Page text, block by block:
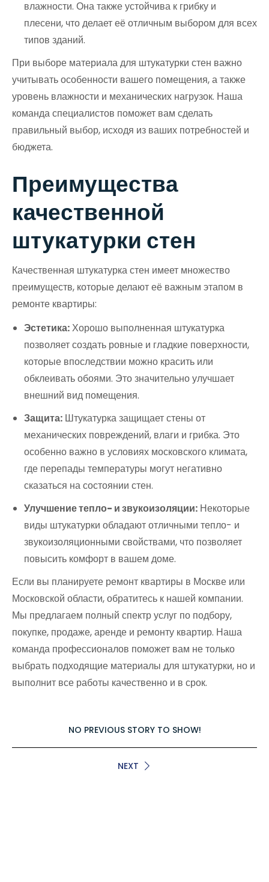
влажности. Она также устойчива к грибку и
плесени, что делает её отличным выбором для всех
типов зданий.
При выборе материала для штукатурки стен важно
учитывать особенности вашего помещения, а также
уровень влажности и механических нагрузок. Наша
команда специалистов поможет вам сделать
правильный выбор, исходя из ваших потребностей и
бюджета.
Преимущества
качественной
штукатурки стен
Качественная штукатурка стен имеет множество
преимуществ, которые делают её важным этапом в
ремонте квартиры:
Эстетика:Хорошо выполненная штукатурка
позволяет создать ровные и гладкие поверхности,
которые впоследствии можно красить или
обклеивать обоями. Это значительно улучшает
внешний вид помещения.
Защита: Штукатурка защищает стены от
механических повреждений, влаги и грибка. Это
особенно важно в условиях московского климата,
где перепады температуры могут негативно
сказаться на состоянии стен.
Улучшение тепло- и звукоизоляции: Некоторые
виды штукатурки обладают отличными тепло- и
звукоизоляционными свойствами, что позволяет
повысить комфорт в вашем доме.
Если вы планируете ремонт квартиры в Москве или
Московской области, обратитесь к нашей компании.
Мы предлагаем полный спектр услуг по подбору,
покупке, продаже, аренде и ремонту квартир. Наша
команда профессионалов поможет вам не только
выбрать подходящие материалы для штукатурки, но и
выполнит все работы качественно и в срок.
NO PREVIOUS STORY TO SHOW!
NEXT